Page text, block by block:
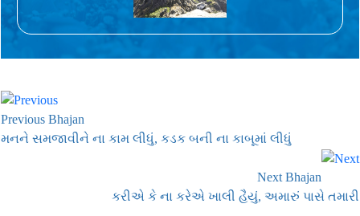
Previous Bhajan
મનને સમજાવીને ના કામ લીધું, કડક બની ના કાબૂમાં લીધું
Next Bhajan
કરીએ કે ના કરેએ ખાલી હૈયું, અમારું પાસે તમારી